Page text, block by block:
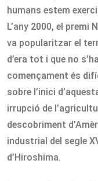
humans estem
L’any 2000, el premi
va popularitzar el
d’era tot i que no
començament és
sobre l’inici
irrupció de
descobriment
industrial del segle
d’Hiroshima.